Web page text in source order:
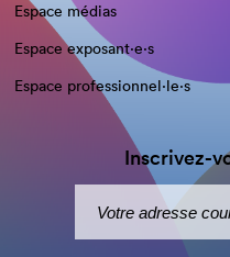
Espace médias
Espace exposant·e⋅s
Espace professionnel·le⋅s
Inscrivez-